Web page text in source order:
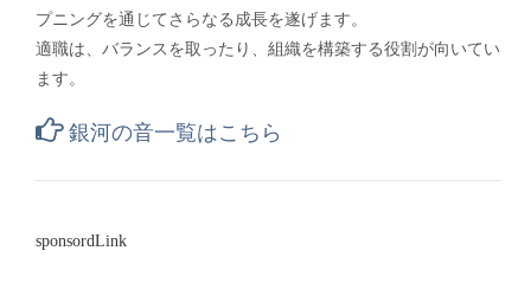
プニングを通じてさらなる成長を遂げます。
適職は、バランスを取ったり、組織を構築する役割が向いてい
ます。
銀河の音一覧はこちら
sponsordLink